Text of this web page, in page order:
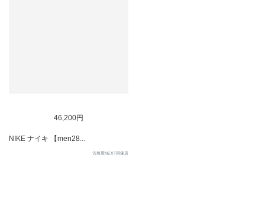
46,200円
NIKE ナイキ 【men28...
古着屋NEXT貝塚店